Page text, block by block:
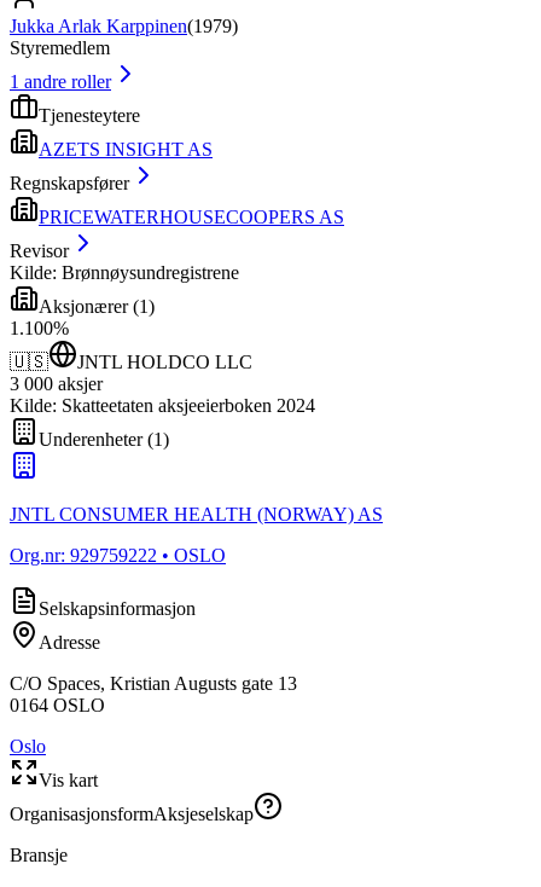
Jukka Arlak Karppinen(1979)
Styremedlem
1 andre roller
Tjenesteytere
AZETS INSIGHT AS
Regnskapsfører
PRICEWATERHOUSECOOPERS AS
Revisor
Kilde: Brønnøysundregistrene
Aksjonærer(1)
1 .100%
🇺🇸
JNTL HOLDCO LLC
3 000 aksjer
Kilde: Skatteetaten aksjeeierboken 2024
Underenheter(1)
JNTL CONSUMER HEALTH (NORWAY) AS
Org.nr: 929759222 • OSLO
Selskapsinformasjon
Adresse
C/O Spaces, Kristian Augusts gate 13
0164 OSLO
Oslo
Vis kart
OrganisasjonsformAksjeselskap
Bransje